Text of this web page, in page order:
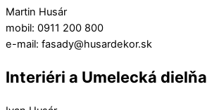
Martin Husár
mobil: 0911 200 800
e-mail: fasady@husardekor.sk
Interiéri a Umelecká dielňa